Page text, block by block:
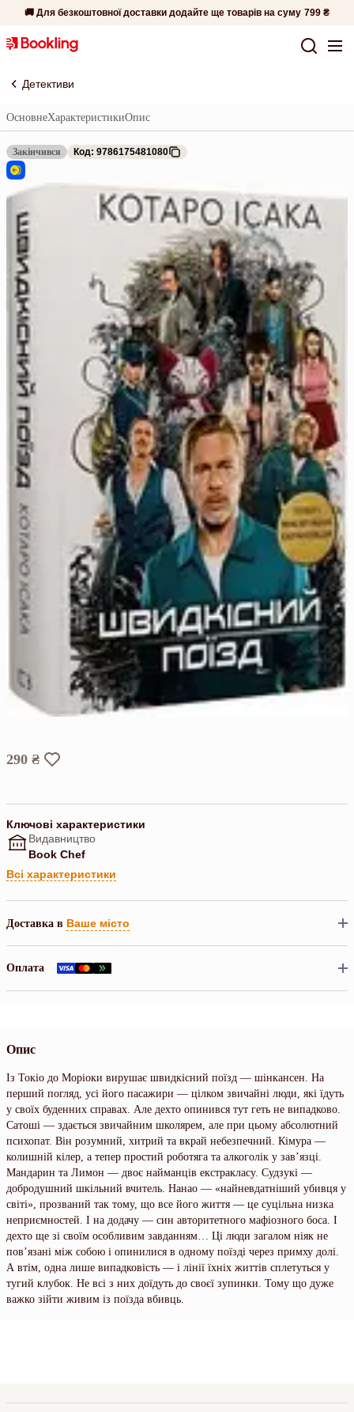
🚚 Для безкоштовної доставки додайте ще товарів на суму 799 ₴
Детективи
ОсновнеХарактеристикиОпис
Закінчився Код: 9786175481080
290 ₴
Ключові характеристики
Видавництво
Book Chef
Всі характеристики
Доставка в Ваше місто
Оплата
Опис
Із Токіо до Моріоки вирушає швидкісний поїзд — шінкансен. На
перший погляд, усі його пасажири — цілком звичайні люди, які їдуть
у своїх буденних справах. Але дехто опинився тут геть не випадково.
Сатоші — здається звичайним школярем, але при цьому абсолютний
психопат. Він розумний, хитрий та вкрай небезпечний. Кімура —
колишній кілер, а тепер простий роботяга та алкоголік у зав’язці.
Мандарин та Лимон — двоє найманців екстракласу. Судзукі —
добродушний шкільний вчитель. Нанао — «найневдатніший убивця у
світі», прозваний так тому, що все його життя — це суцільна низка
неприємностей. І на додачу — син авторитетного мафіозного боса. І
дехто ще зі своїм особливим завданням… Ці люди загалом ніяк не
пов’язані між собою і опинилися в одному поїзді через примху долі.
А втім, одна лише випадковість — і лінії їхніх життів сплетуться у
тугий клубок. Не всі з них доїдуть до своєї зупинки. Тому що дуже
важко зійти живим із поїзда вбивць.